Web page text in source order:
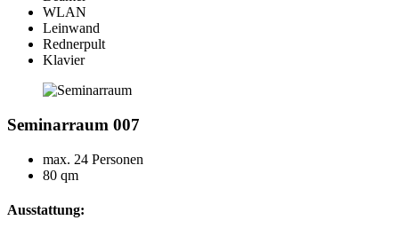
WLAN
Leinwand
Rednerpult
Klavier
Seminarraum 007
max. 24 Personen
80 qm
Ausstattung: